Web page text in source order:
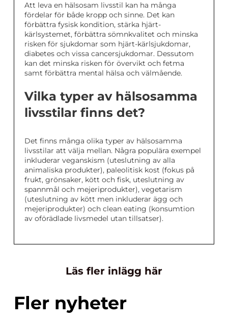
Att leva en hälsosam livsstil kan ha många
fördelar för både kropp och sinne. Det kan
förbättra fysisk kondition, stärka hjärt-
kärlsystemet, förbättra sömnkvalitet och minska
risken för sjukdomar som hjärt-kärlsjukdomar,
diabetes och vissa cancersjukdomar. Dessutom
kan det minska risken för övervikt och fetma
samt förbättra mental hälsa och välmående.
Vilka typer av hälsosamma
livsstilar finns det?
Det finns många olika typer av hälsosamma
livsstilar att välja mellan. Några populära exempel
inkluderar veganskism (uteslutning av alla
animaliska produkter), paleolitisk kost (fokus på
frukt, grönsaker, kött och fisk, uteslutning av
spannmål och mejeriprodukter), vegetarism
(uteslutning av kött men inkluderar ägg och
mejeriprodukter) och clean eating (konsumtion
av oförädlade livsmedel utan tillsatser).
Läs fler inlägg här
Fler nyheter